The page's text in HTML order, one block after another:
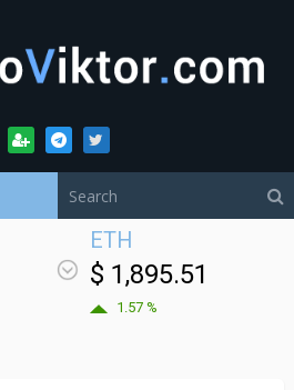
ETH
$ 1,895.51
1.57 %